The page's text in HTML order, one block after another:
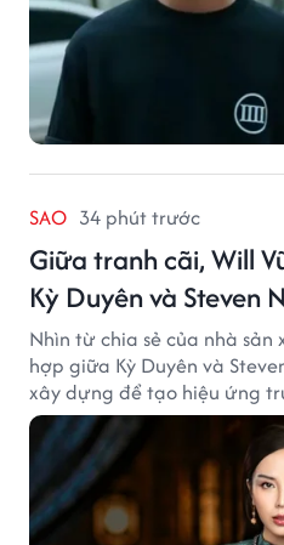
SAO 34 phút trước
Giữa tranh cãi, Will
Kỳ Duyên và Steven
Nhìn từ chia sẻ của nhà
hợp giữa Kỳ Duyên và
xây dựng để tạo hiệu ứng